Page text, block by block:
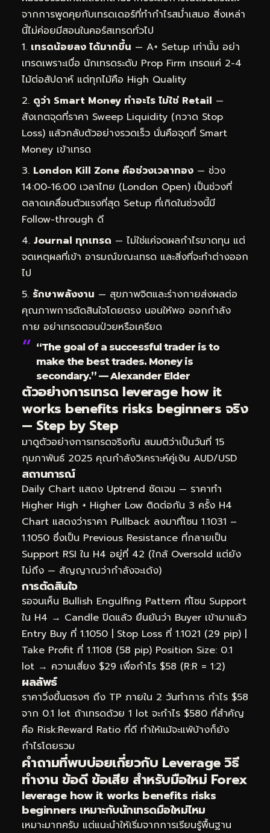
จากการพูดคุยกับเทรดเดอร์ที่ทำกำไรสม่ำเสมอ สิ่งเหล่า
นี้ไม่ค่อยมีสอนในคอร์สเทรดทั่วไป
เทรดน้อยลง ได้มากขึ้น — A+ Setup เท่านั้น อย่า
เทรดเพราะเบื่อ นักเทรดระดับ Prop Firm เทรดแค่ 2-4
ไม้ต่อสัปดาห์ แต่ทุกไม้คือ High Quality
ดูว่า Smart Money ทำอะไร ไม่ใช่ Retail —
สังเกตจุดที่ราคา Sweep Liquidity (กวาด Stop
Loss) แล้วกลับตัวอย่างรวดเร็ว นั่นคือจุดที่ Smart
Money เข้าเทรด
London Kill Zone คือช่วงเวลาทอง — ช่วง
14:00-16:00 เวลาไทย (London Open) เป็นช่วงที่
ตลาดเคลื่อนตัวแรงที่สุด Setup ที่เกิดในช่วงนี้มี
Follow-through ดี
Journal ทุกเทรด — ไม่ใช่แค่จดผลกำไรขาดทุน แต่
จดเหตุผลที่เข้า อารมณ์ขณะเทรด และสิ่งที่จะทำต่างออก
ไป
รักษาพลังงาน — สุขภาพจิตและร่างกายส่งผลต่อ
คุณภาพการตัดสินใจโดยตรง นอนให้พอ ออกกำลัง
กาย อย่าเทรดตอนป่วยหรือเครียด
“The goal of a successful trader is to
make the best trades. Money is
secondary.” — Alexander Elder
ตัวอย่างการเทรด leverage how it
works benefits risks beginners จริง
— Step by Step
มาดูตัวอย่างการเทรดจริงกัน สมมติว่าเป็นวันที่ 15
กุมภาพันธ์ 2025 คุณกำลังวิเคราะห์คู่เงิน AUD/USD
สถานการณ์
Daily Chart แสดง Uptrend ชัดเจน — ราคาทำ
Higher High + Higher Low ติดต่อกัน 3 ครั้ง H4
Chart แสดงว่าราคา Pullback ลงมาที่โซน 1.1031 –
1.1050 ซึ่งเป็น Previous Resistance ที่กลายเป็น
Support RSI ใน H4 อยู่ที่ 42 (ใกล้ Oversold แต่ยัง
ไม่ถึง — สัญญาณว่ากำลังจะเด้ง)
การตัดสินใจ
รอจนเห็น Bullish Engulfing Pattern ที่โซน Support
ใน H4 → Candle ปิดแล้ว ยืนยันว่า Buyer เข้ามาแล้ว
Entry Buy ที่ 1.1050 | Stop Loss ที่ 1.1021 (29 pip) |
Take Profit ที่ 1.1108 (58 pip) Position Size: 0.1
lot → ความเสี่ยง $29 เพื่อกำไร $58 (R:R = 1:2)
ผลลัพธ์
ราคาวิ่งขึ้นตรงๆ ถึง TP ภายใน 2 วันทำการ กำไร $58
จาก 0.1 lot ถ้าเทรดด้วย 1 lot จะกำไร $580 ที่สำคัญ
คือ Risk:Reward Ratio ที่ดี ทำให้แม้จะแพ้บ้างก็ยัง
กำไรโดยรวม
คำถามที่พบบ่อยเกี่ยวกับ Leverage วิธี
ทำงาน ข้อดี ข้อเสีย สำหรับมือใหม่ Forex
leverage how it works benefits risks
beginners เหมาะกับนักเทรดมือใหม่ไหม
เหมาะมากครับ แต่แนะนำให้เริ่มจากการเรียนรู้พื้นฐาน